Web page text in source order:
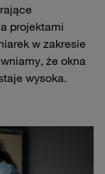
projektami
w zakresie
że okna
wysoka.